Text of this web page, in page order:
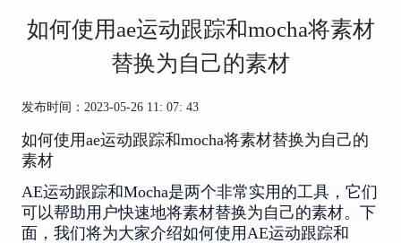
如何使用ae运动跟踪和mocha将素材
替换为自己的素材
发布时间：2023-05-26 11: 07: 43
如何使用ae运动跟踪和mocha将素材替换为自己的
素材
AE运动跟踪和Mocha是两个非常实用的工具，它们
可以帮助用户快速地将素材替换为自己的素材。下
面，我们将为大家介绍如何使用AE运动跟踪和